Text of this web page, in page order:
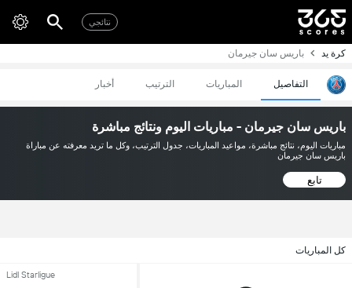
نتائجي
كرة يد باريس سان جيرمان
التفاصيل المباريات الترتيب أخبار
باريس سان جيرمان - مباريات اليوم ونتائج مباشرة
مباريات اليوم، نتائج مباشرة، مواعيد المباريات، جدول الترتيب، وكل ما تريد معرفته عن مباراة
باريس سان جيرمان
تابع
كل المباريات
Lidl Starligue